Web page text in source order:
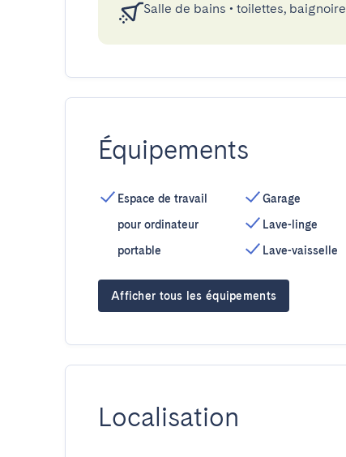
Salle de bains • toilettes, baignoire
Équipements
Espace de travail
pour ordinateur
portable
Garage
Lave-linge
Lave-vaisselle
Afficher tous les équipements
Localisation